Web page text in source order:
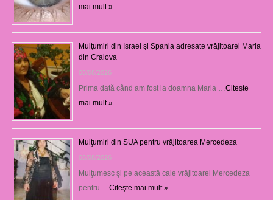
mai mult »
Mulţumiri din Israel şi Spania adresate vrăjitoarei Maria
din Craiova
08/08/2026
Prima dată când am fost la doamna Maria … Citeşte
mai mult »
Mulţumiri din SUA pentru vrăjitoarea Mercedeza
08/08/2026
Mulţumesc şi pe această cale vrăjitoarei Mercedeza
pentru … Citeşte mai mult »